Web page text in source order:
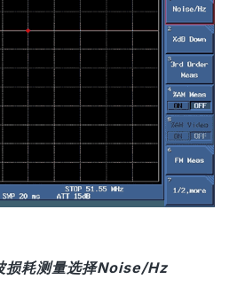
损耗测量选择Noise/Hz